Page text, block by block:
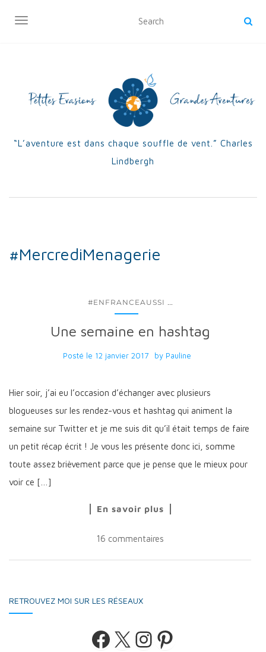
OUVRIR/FERMER LA NAVIGATION
“L’aventure est dans chaque souffle de vent.” Charles
Lindbergh
#MercrediMenagerie
#ENFRANCEAUSSI
Une semaine en hashtag
Posté le 12 janvier 2017 by Pauline
Hier soir, j’ai eu l’occasion d’échanger avec plusieurs
blogueuses sur les rendez-vous et hashtag qui animent la
semaine sur Twitter et je me suis dit qu’il était temps de faire
un petit récap écrit ! Je vous les présente donc ici, somme
toute assez brièvement parce que je pense que le mieux pour
voir ce […]
En savoir plus
16 commentaires
RETROUVEZ MOI SUR LES RÉSEAUX
Facebook
X Instagram
Pinterest